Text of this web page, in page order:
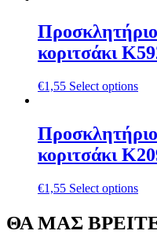
κοριτσάκι
€1,55 Select options
κοριτσάκι
€1,55 Select options
ΘΑ ΜΑΣ